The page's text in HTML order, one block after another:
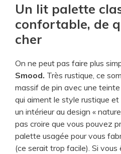
​Un lit palette
confortable, de
cher
On ne peut pas faire plus
Smood. Très rustique, ce
massif de pin avec une
qui aiment le style rustique
un intérieur au design «
pas croire que vous pouvez
palette usagée pour vous
(ce serait trop facile). Si vous